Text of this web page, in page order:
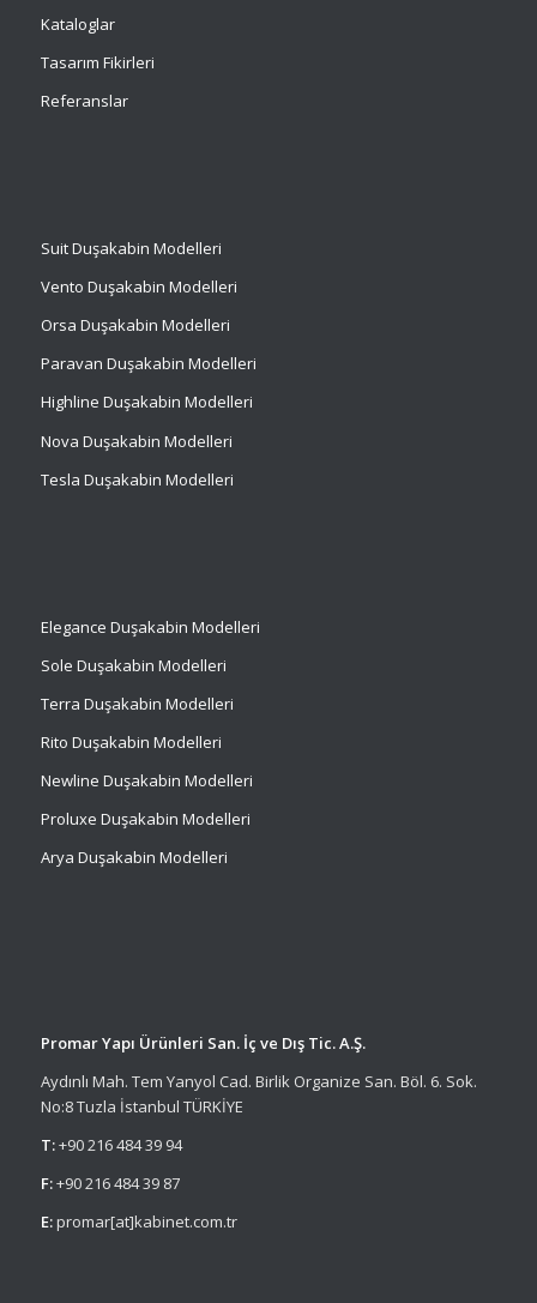
Kataloglar
Tasarım Fikirleri
Referanslar
SuitDuşakabin Modelleri
Vento Duşakabin Modelleri
Orsa Duşakabin Modelleri
Paravan Duşakabin Modelleri
Highline Duşakabin Modelleri
Nova Duşakabin Modelleri
Tesla Duşakabin Modelleri
Elegance Duşakabin Modelleri
Sole Duşakabin Modelleri
Terra Duşakabin Modelleri
Rito Duşakabin Modelleri
Newline Duşakabin Modelleri
Proluxe Duşakabin Modelleri
Arya Duşakabin Modelleri
Promar Yapı Ürünleri San. İç ve Dış Tic. A.Ş.
Aydınlı Mah. Tem Yanyol Cad. Birlik Organize San. Böl. 6. Sok.
No:8 Tuzla İstanbul TÜRKİYE
T:+90 216 484 39 94
F:+90 216 484 39 87
E:promar[at]kabinet.com.tr